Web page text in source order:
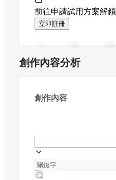
前往申請試用方案解鎖
立即註冊
創作內容分析
創作內容